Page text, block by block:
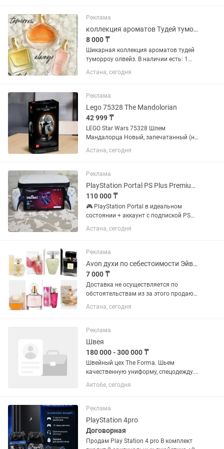
Morales (2020)...
Реклама
коллекция ароматов Тудей туморроу олвейз Эйвон Avon
8 000 ₸
Шикарная коллекция ароматов тудей
туморроу олвейз. В наличии есть: 1
тудей 2)олвейс 3 ) the moment 4)
тумороу 5) TTA everlasting 6) this love У
8000 тг...
Астана, сегодня
Реклама
Lego 75328 The Mandolorian
42 999 ₸
LEGO Star Wars 75328 Шлем
Мандалорца Новый, запечатанный (не
вскрывался) Оригинал LEGO
Коллекционная серия шлемов Star
в 2026, с каждым годом будет
становиться...
Астана, сегодня
Реклама
PlayStation Portal PS Plus Premium на год Работает БЕЗ PS5
110 000 ₸
🎮 PlayStation Portal в идеальном
состоянии + аккаунт с подпиской PS
Plus Premium на целый год в придачу!
🔥 Главное: PS5 НЕ НУЖНА! Благодаря
нужен только Wi-Fi....
Астана, сегодня
Реклама
Avon духи по себестоимости Эйвон
7 000 ₸
Доставка не осуществляется по
обстоятельствам из за этого продаю
по себестоимости. Таких цен нигде нет,
успейте дёшево купить новый,
аромат, у каждого парфюма...
Астана, сегодня
Реклама
Швея
180 000 - 300 000 ₸
Швейный цех The Forma. Шьем
качественную униформу, спецодежду.
Нам нужны швеи только с опытом
работы. Важно чтобы швея умела
Работаете под руководством
технолога,...
Актобе, сегодня
Реклама
PlayStation 4pro
Договорная
Продам Play Station 4 pro В комплект